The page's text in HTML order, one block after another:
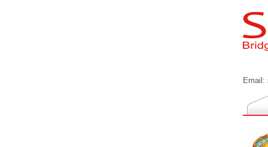
Email: